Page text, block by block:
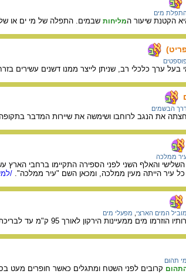
התפלת מים
הקטנת שיעור המליחות שבמים. התפלה של מי ים או
פוספטים
ערך כלכלי רב, שניתן לייצר ממנו דשנים עשירים
הבשמים
את הנגב לרוחבו ושימשה את שיירות המדבר בתקופה
ממלכה
והאלף השני לפני הספירה התקיימו ברחבי הארץ
עיר הייתה מעין ממלכה, ומכאן השם "עיר ממלכה". /
מוביל המים הארצי מפעלי מים
הירקון לאורך 95 ק"מ עד לבריכת תקומה וקיבוץ מגן. בניית הקו החלה ב- 1952 והושלמה ב- 1956.
מי תהום
קרובים לפני השטח ומתגלים כאשר חופרים מעט